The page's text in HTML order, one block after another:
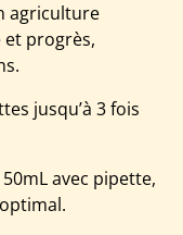
agriculture
progrès,
jusqu’à 3 fois
avec pipette,